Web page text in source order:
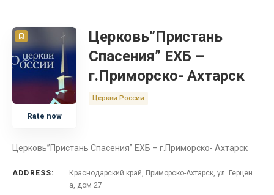
COUNT 20
Церковь
Краснодарский край и Адыгея
Rate now
Церковь”Пристань
Спасения” ЕХБ –
г.Приморско- Ахтарск
Церкви России
Церковь”Пристань Спасения” ЕХБ – г.Приморско- Ахтарск
ADDRESS:
Краснодарский край, Приморско-Ахтарск, ул. Герцен
а, дом 27